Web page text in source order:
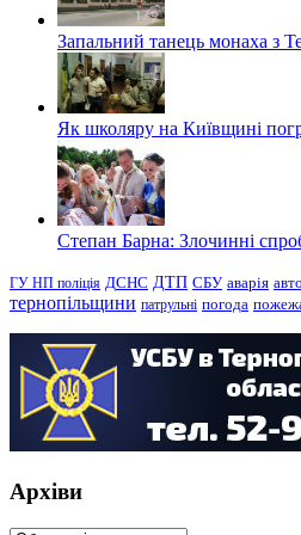
Запальний танець монаха з
Як школяру на Київщині
Степан Барна: Злочинні
ГУ НП поліція ДСНС ДТП СБУ аварія авто
тернопільщини патрульні погода
Архіви